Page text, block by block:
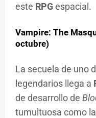
este RPGespacial.
Vampire: The
octubre)
La secuela de uno
legendarios llega a
de desarrollo de
tumultuosa como